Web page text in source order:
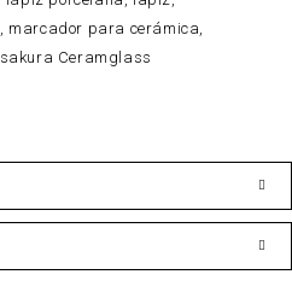
marcador para cerámica
sakura Ceramglass